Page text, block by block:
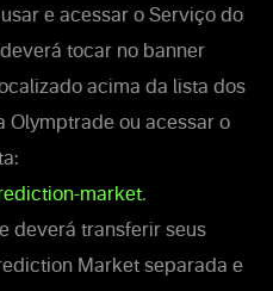
e acessar o Serviço do
tocar no banner
acima da lista dos
Olymptrade ou acessar o
market.
deverá transferir seus
Market separada e